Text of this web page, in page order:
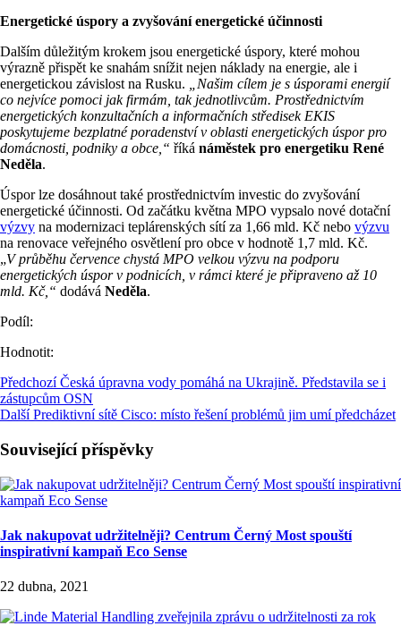
Energetické úspory a zvyšování energetické účinnosti
Dalším důležitým krokem jsou energetické úspory, které mohou
výrazně přispět ke snahám snížit nejen náklady na energie, ale i
energetickou závislost na Rusku. „Našim cílem je s úsporami energií
co nejvíce pomoci jak firmám, tak jednotlivcům. Prostřednictvím
energetických konzultačních a informačních středisek EKIS
poskytujeme bezplatné poradenství v oblasti energetických úspor pro
domácnosti, podniky a obce,“ říká náměstek pro energetiku René
Neděla.
Úspor lze dosáhnout také prostřednictvím investic do zvyšování
energetické účinnosti. Od začátku května MPO vypsalo nové dotační
výzvy na modernizaci teplárenských sítí za 1,66 mld. Kč nebo výzvu
na renovace veřejného osvětlení pro obce v hodnotě 1,7 mld. Kč.
„V průběhu července chystá MPO velkou výzvu na podporu
energetických úspor v podnicích, v rámci které je připraveno až 10
mld. Kč,“ dodává Neděla.
Podíl:
Hodnotit:
Předchozí Česká úpravna vody pomáhá na Ukrajině. Představila se i
zástupcům OSN
Další Prediktivní sítě Cisco: místo řešení problémů jim umí předcházet
Související příspěvky
Jak nakupovat udržitelněji? Centrum Černý Most spouští
inspirativní kampaň Eco Sense
22 dubna, 2021